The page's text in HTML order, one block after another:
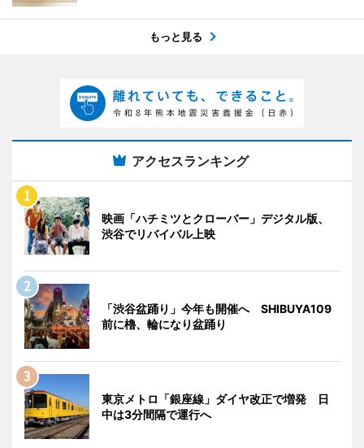
もっと見る
アクセスランキング
映画「ハチミツとクローバー」デジタル版、
渋谷でリバイバル上映
「渋谷盆踊り」今年も開催へ SHIBUYA109
前に櫓、輪になり盆踊り
東京メトロ「銀座線」ダイヤ改正で増発 日
中は3分間隔で運行へ